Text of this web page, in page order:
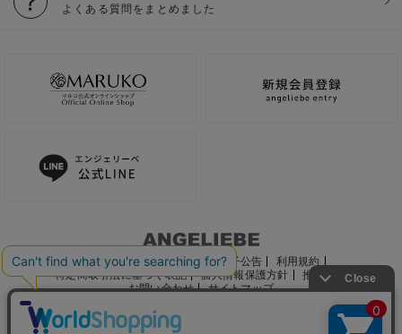
よくある質問をまとめました
ご利用ガイド 会社概要 電子公告
利用規約
特定商取引法に基づく表記
個人情報保護方針
推奨環境
お問い合わせ
サイトマップ